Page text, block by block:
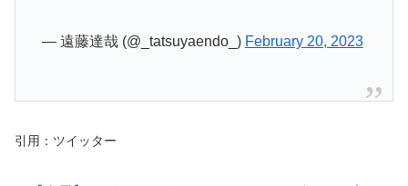
— 遠藤達哉 (@_tatsuyaendo_) February 20, 2023
引用：ツイッター